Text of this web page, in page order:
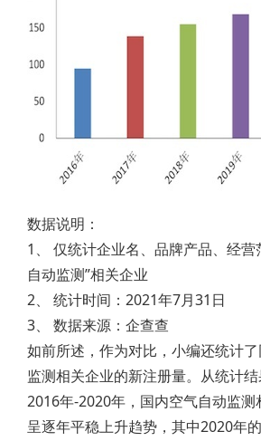
数据说明：
1、 仅统计企业名、品牌产品、经营
自动监测”相关企业
2、 统计时间：2021年7月31日
3、 数据来源：企查查
如前所述，作为对比，小编还统计
监测相关企业的新注册量。从统计结
2016年-2020年，国内空气自动监
呈逐年平稳上升趋势，其中2020年